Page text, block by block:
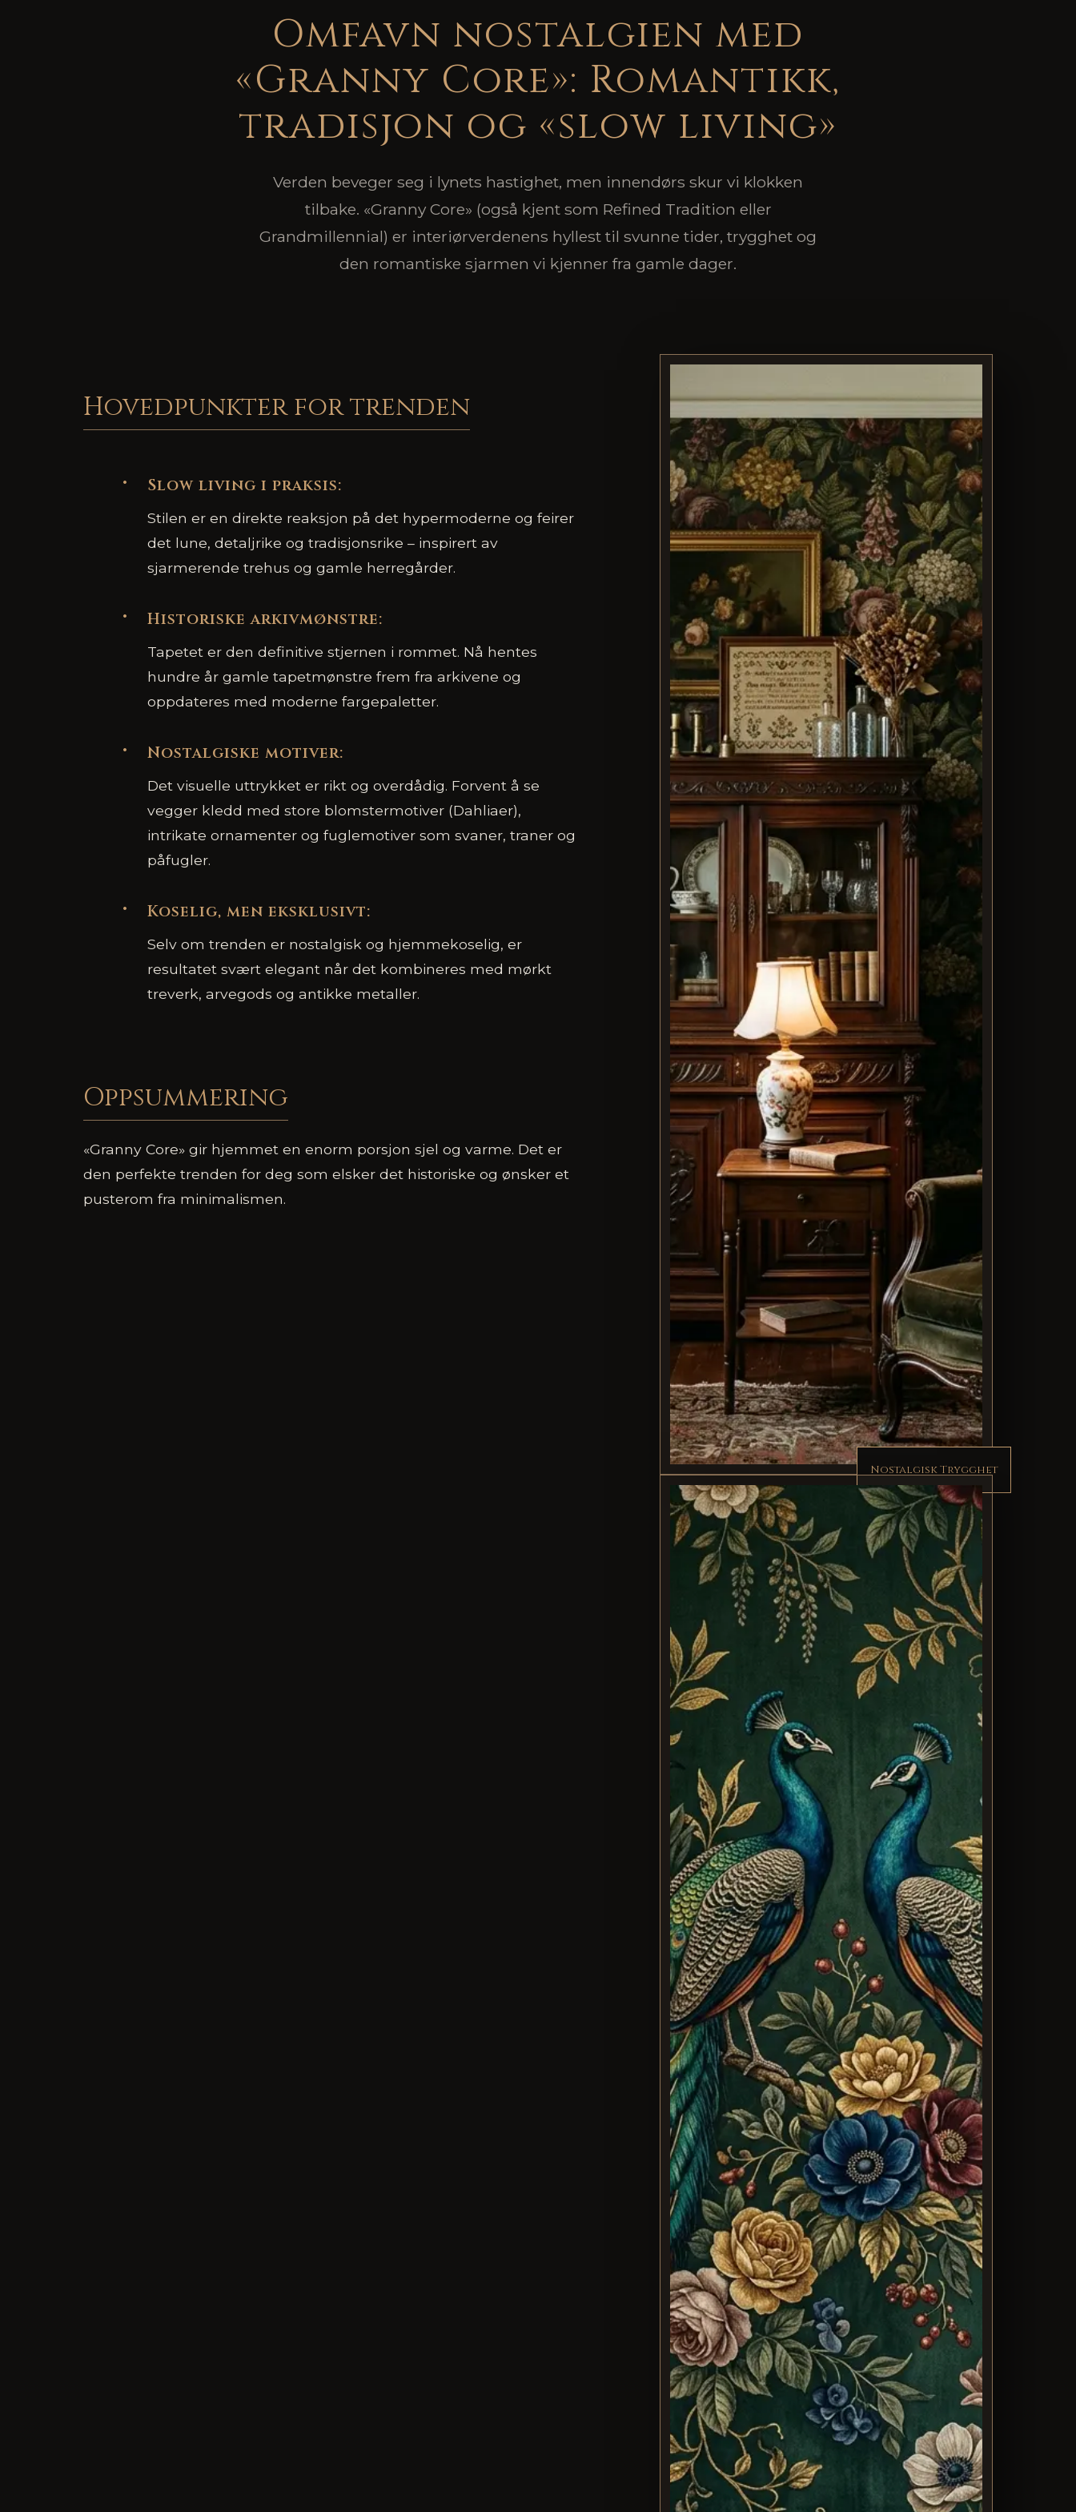
Omfavn nostalgien med
«Granny Core»: Romantikk,
tradisjon og «slow living»
Verden beveger seg i lynets hastighet, men innendørs skur vi klokken
tilbake. «Granny Core» (også kjent som Refined Tradition eller
Grandmillennial) er interiørverdenens hyllest til svunne tider, trygghet og
den romantiske sjarmen vi kjenner fra gamle dager.
Hovedpunkter for trenden
Slow living i praksis:
Stilen er en direkte reaksjon på det hypermoderne og feirer
det lune, detaljrike og tradisjonsrike – inspirert av
sjarmerende trehus og gamle herregårder.
Historiske arkivmønstre:
Tapetet er den definitive stjernen i rommet. Nå hentes
hundre år gamle tapetmønstre frem fra arkivene og
oppdateres med moderne fargepaletter.
Nostalgiske motiver:
Det visuelle uttrykket er rikt og overdådig. Forvent å se
vegger kledd med store blomstermotiver (Dahliaer),
intrikate ornamenter og fuglemotiver som svaner, traner og
påfugler.
Koselig, men eksklusivt:
Selv om trenden er nostalgisk og hjemmekoselig, er
resultatet svært elegant når det kombineres med mørkt
treverk, arvegods og antikke metaller.
Oppsummering
«Granny Core» gir hjemmet en enorm porsjon sjel og varme. Det er
den perfekte trenden for deg som elsker det historiske og ønsker et
pusterom fra minimalismen.
Nostalgisk Trygghet